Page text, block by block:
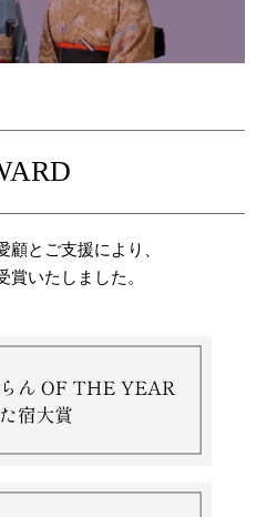
顧とご支援により、
賞いたしました。